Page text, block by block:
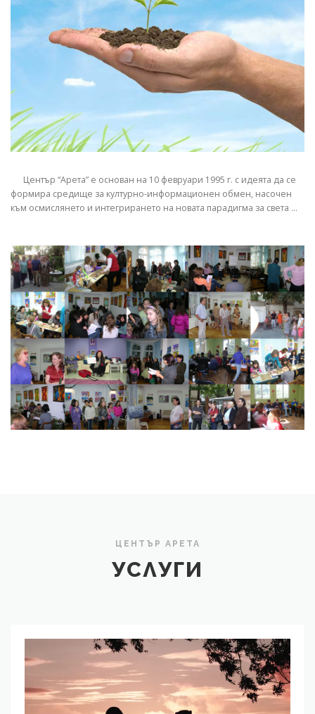
Център “Арета” е основан на 10 февруари 1995 г. с идеята да се
формира средище за културно-информационен обмен, насочен
към осмислянето и интегрирането на новата парадигма за света …
ЦЕНТЪР АРЕТА
УСЛУГИ
консултации